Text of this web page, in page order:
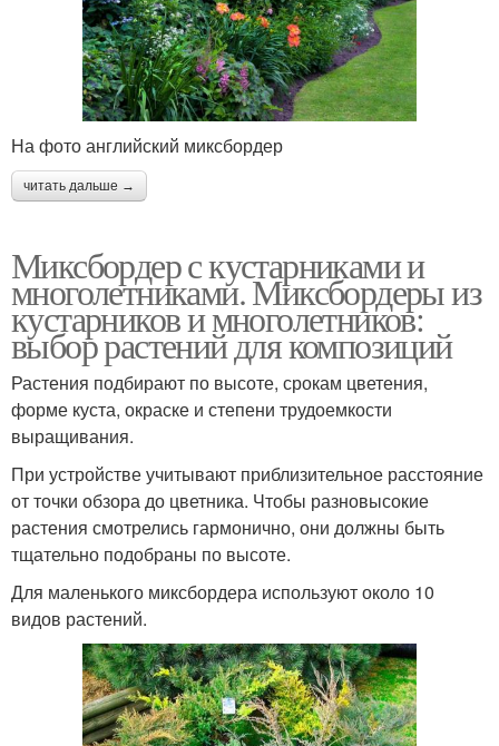
На фото английский миксбордер
читать дальше →
Миксбордер с кустарниками и
многолетниками. Миксбордеры из
кустарников и многолетников:
выбор растений для композиций
Растения подбирают по высоте, срокам цветения,
форме куста, окраске и степени трудоемкости
выращивания.
При устройстве учитывают приблизительное расстояние
от точки обзора до цветника. Чтобы разновысокие
растения смотрелись гармонично, они должны быть
тщательно подобраны по высоте.
Для маленького миксбордера используют около 10
видов растений.